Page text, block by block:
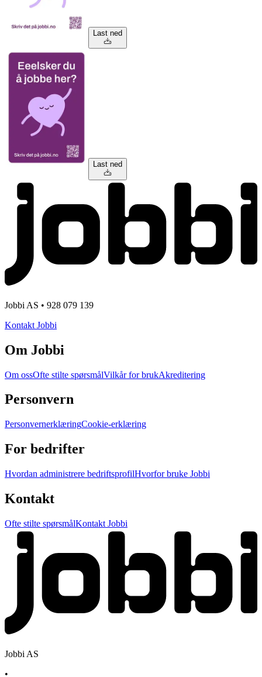
Last ned
Last ned
Jobbi AS • 928 079 139
Kontakt Jobbi
Om Jobbi
Om ossOfte stilte spørsmålVilkår for brukAkreditering
Personvern
PersonvernerklæringCookie-erklæring
For bedrifter
Hvordan administrere bedriftsprofilHvorfor bruke Jobbi
Kontakt
Ofte stilte spørsmålKontakt Jobbi
Jobbi AS
•